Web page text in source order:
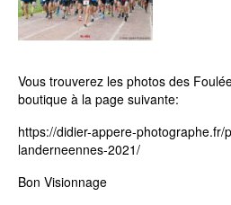
Vous trouverez les photos des
boutique à la page suivante:
https://didier-appere-photographe.fr/
landerneennes-2021/
Bon Visionnage